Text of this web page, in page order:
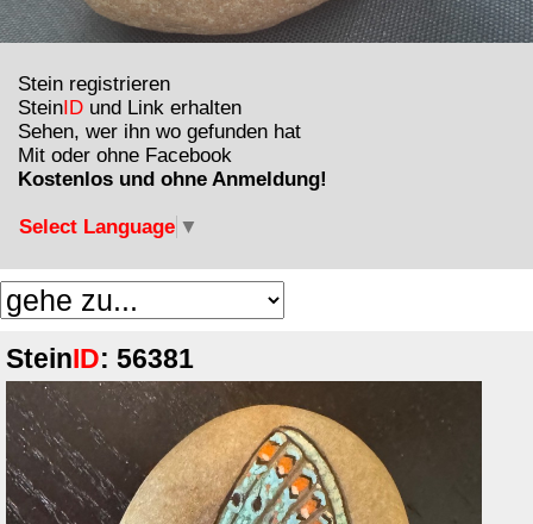
Stein registrieren
Stein ID und Link erhalten
Sehen, wer ihn wo gefunden hat
Mit oder ohne Facebook
Kostenlos und ohne Anmeldung!
Select Language ▼
Stein ID: 56381